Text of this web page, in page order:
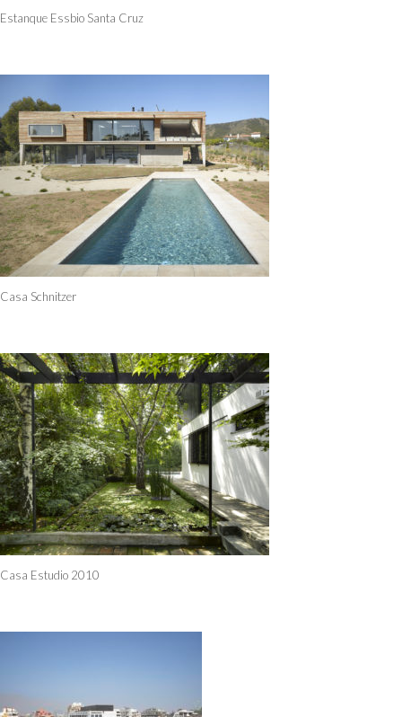
Estanque Essbio Santa Cruz
Casa Schnitzer
Casa Estudio 2010